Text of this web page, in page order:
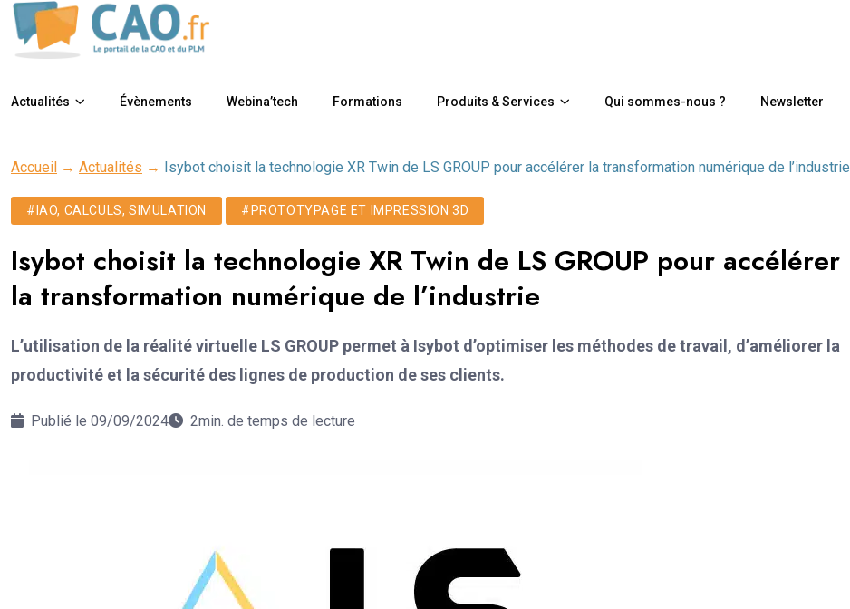
Actualités Évènements Webina’tech Formations Produits & Services Qui sommes-nous ? Newsletter
Accueil → Actualités → Isybot choisit la technologie XR Twin de LS GROUP pour accélérer la transformation numérique de l’industrie
#IAO, CALCULS, SIMULATION #PROTOTYPAGE ET IMPRESSION 3D
Isybot choisit la technologie XR Twin de LS GROUP pour accélérer
la transformation numérique de l’industrie
L’utilisation de la réalité virtuelle LS GROUP permet à Isybot d’optimiser les méthodes de travail, d’améliorer la
productivité et la sécurité des lignes de production de ses clients.
Publié le 09/09/2024 2min. de temps de lecture